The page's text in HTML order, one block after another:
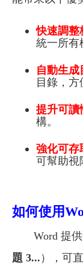
快速調整
統一所有
自動生成
目錄，方
提升可讀
構。
強化可存
可幫助視
如何使用
Word 提供
題 3... ），可